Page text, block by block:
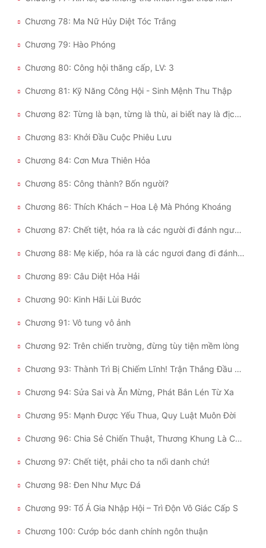
Chương 78: Ma Nữ Hủy Diệt Tóc Trắng
Chương 79: Hào Phóng
Chương 80: Công hội thăng cấp, LV: 3
Chương 81: Kỹ Năng Công Hội - Sinh Mệnh Thu Thập
Chương 82: Từng là bạn, từng là thù, ai biết nay là địch hay bạn?
Chương 83: Khởi Đầu Cuộc Phiêu Lưu
Chương 84: Cơn Mưa Thiên Hỏa
Chương 85: Công thành? Bốn người?
Chương 86: Thích Khách – Hoa Lệ Mà Phóng Khoáng
Chương 87: Chết tiệt, hóa ra là các người đi đánh người khác? (1)
Chương 88: Mẹ kiếp, hóa ra là các ngươi đang đi đánh người khác à? (2)
Chương 89: Câu Diệt Hỏa Hải
Chương 90: Kinh Hãi Lùi Bước
Chương 91: Vô tung vô ảnh
Chương 92: Trên chiến trường, đừng tùy tiện mềm lòng
Chương 93: Thành Trì Bị Chiếm Lĩnh! Trận Thắng Đầu Tiên Của Nhân Tộc!
Chương 94: Sửa Sai và Ăn Mừng, Phát Bắn Lén Từ Xa
Chương 95: Mạnh Được Yếu Thua, Quy Luật Muôn Đời
Chương 96: Chia Sẻ Chiến Thuật, Thương Khung Là Chồng Em!
Chương 97: Chết tiệt, phải cho ta nổi danh chứ!
Chương 98: Đen Như Mực Đá
Chương 99: Tổ Á Gia Nhập Hội – Trì Độn Vô Giác Cấp S
Chương 100: Cướp bóc danh chính ngôn thuận